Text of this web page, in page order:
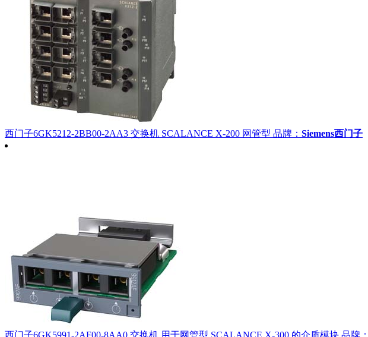
西门子6GK5212-2BB00-2AA3 交换机 SCALANCE X-200 网管型 品牌： Siemens西门子
西门子6GK5991-2AF00-8AA0 交换机 用于网管型 SCALANCE X-300 的介质模块 品牌：